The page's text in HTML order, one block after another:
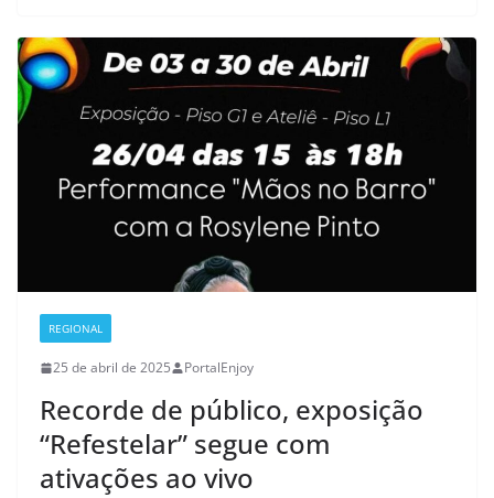
REGIONAL
25 de abril de 2025 PortalEnjoy
Recorde de público, exposição
“Refestelar” segue com
ativações ao vivo